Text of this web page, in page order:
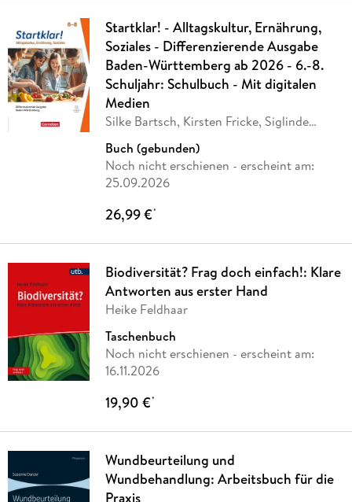
Startklar! - Alltagskultur, Ernährung,
Soziales - Differenzierende Ausgabe
Baden-Württemberg ab 2026 - 6.-8.
Schuljahr: Schulbuch - Mit digitalen
Medien
Silke Bartsch, Kirsten Fricke, Siglinde
Buch (gebunden)
Noch nicht erschienen - erscheint am:
25.09.2026
26,99 €*
Biodiversität? Frag doch einfach!: Klare
Antworten aus erster Hand
Heike Feldhaar
Taschenbuch
Noch nicht erschienen - erscheint am:
16.11.2026
19,90 €*
Wundbeurteilung und
Wundbehandlung: Arbeitsbuch für die
Praxis